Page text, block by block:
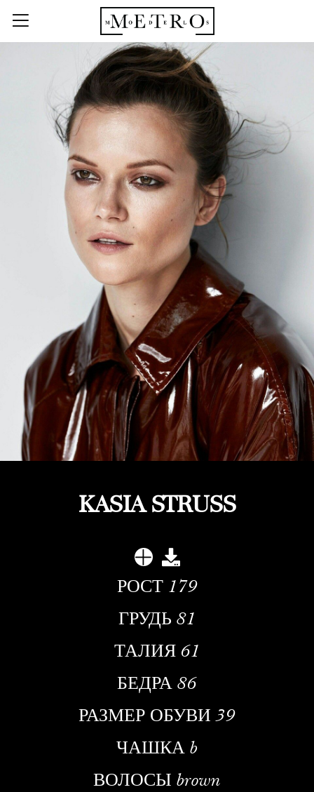
KASIA STRUSS
РОСТ 179
ГРУДЬ 81
ТАЛИЯ 61
БЕДРА 86
РАЗМЕР ОБУВИ 39
ЧАШКА b
ВОЛОСЫ brown